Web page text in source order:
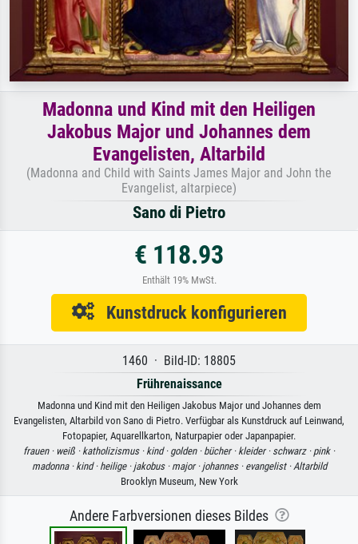
Madonna und Kind mit den Heiligen
Jakobus Major und Johannes dem
Evangelisten, Altarbild
(Madonna and Child with Saints James Major and John the
Evangelist, altarpiece)
Sano di Pietro
€ 118.93
Enthält 19% MwSt.
Kunstdruck konfigurieren
1460 · Bild-ID: 18805
Frührenaissance
Madonna und Kind mit den Heiligen Jakobus Major und Johannes dem
Evangelisten, Altarbild von Sano di Pietro. Verfügbar als Kunstdruck auf Leinwand,
Fotopapier, Aquarellkarton, Naturpapier oder Japanpapier.
frauen · weiß · katholizismus · kind · golden · bücher · kleider · schwarz · pink ·
madonna · kind · heilige · jakobus · major · johannes · evangelist ·Altarbild
Brooklyn Museum, New York
Andere Farbversionen dieses Bildes